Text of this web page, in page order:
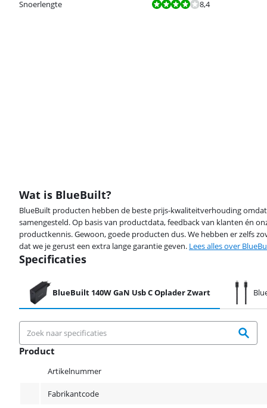
Snoerlengte
Beoordeling is 8,4 van de 10. 8,4
Wat is BlueBuilt?
BlueBuilt producten hebben de beste prijs-kwaliteitverhouding
samengesteld. Op basis van productdata, feedback van klanten én
productkennis. Gewoon, goede producten dus. We hebben er zelfs
dat we je gerust een extra lange garantie geven. Lees alles over
Specificaties
BlueBuilt 140W GaN Usb C Oplader Zwart
Product
Artikelnummer
Fabrikantcode